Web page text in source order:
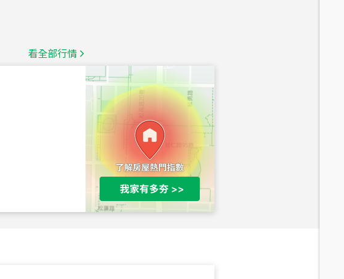
看全部行情
台北市中山區長春路
1,020萬
總價
490萬
竹市新竹市慈祥路
總價
1,808萬